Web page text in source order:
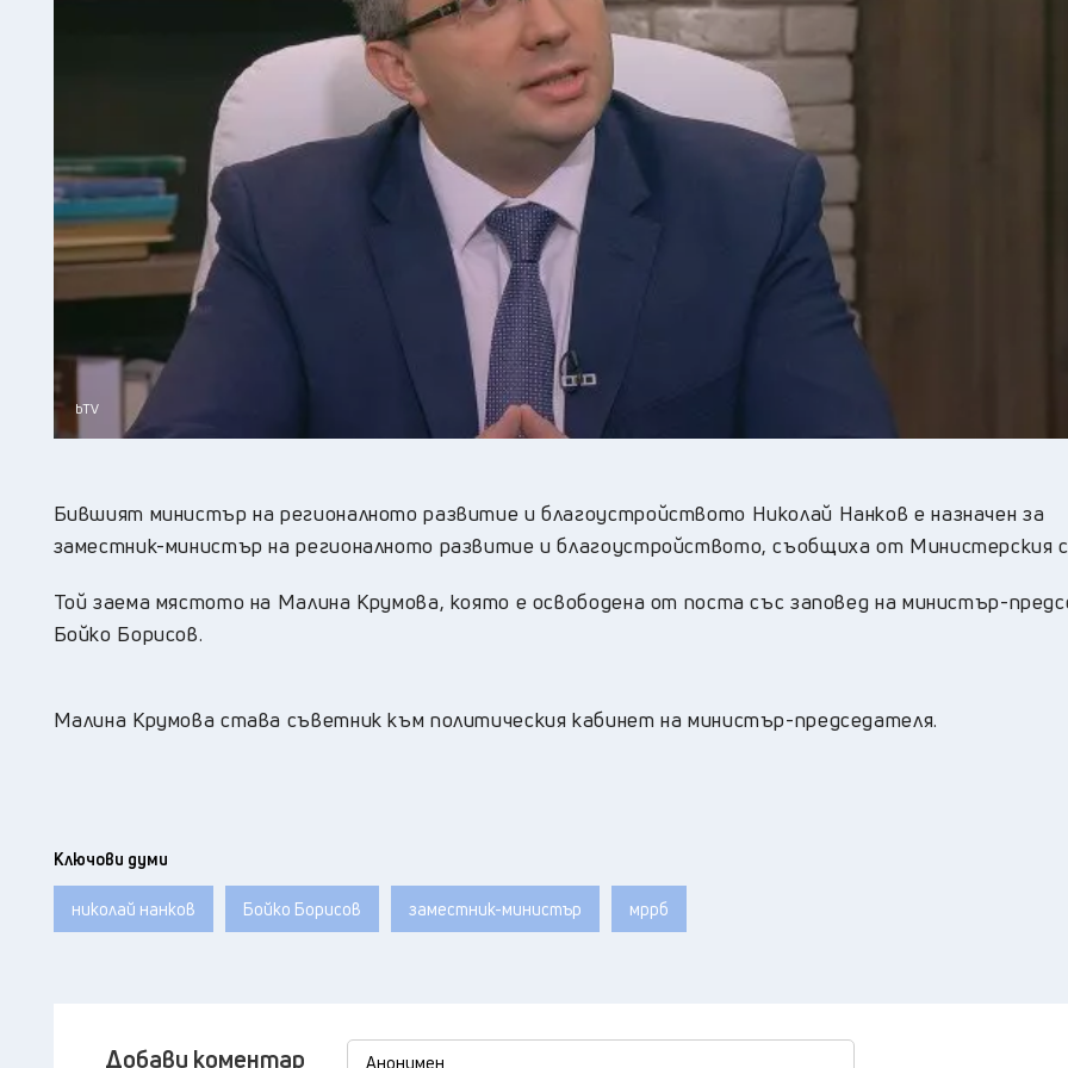
Перник, 22°C
Плевен, 27°C
Пловдив
Разград, 26
Русе
Силистра
Сливен ,
Смолян
София
Хасково
Шумен
Ямбол, 28°C
bTV
Бившият министър на регионалното развитие и благоустройството Николай Нанков е назначен за
заместник-министър на регионалното развитие и благоустройството, съобщиха от Министерския
Той заема мястото на Малина Крумова, която е освободена от поста със заповед на министър-
Бойко Борисов.
Малина Крумова става съветник към политическия кабинет на министър-председателя.
Ключови думи
николай нанков Бойко Борисов заместник-министър мррб
Добави коментар